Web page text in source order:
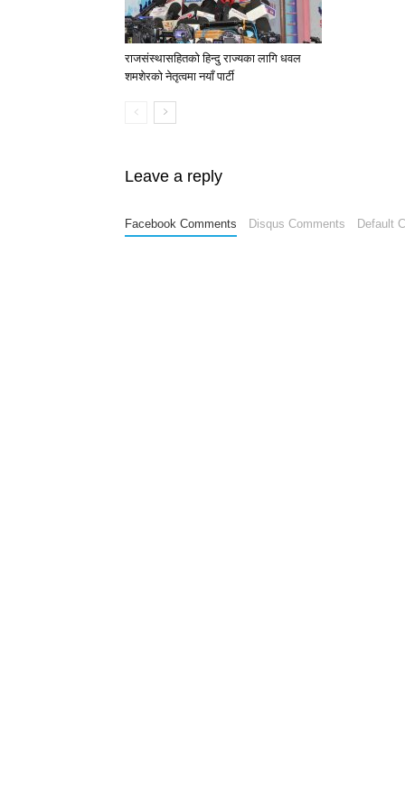
राजसंस्थासहितको हिन्दु राज्यका लागि धवल
शमशेरको नेतृत्वमा नयाँ पार्टी
Leave a reply
Facebook Comments Disqus Comments Default